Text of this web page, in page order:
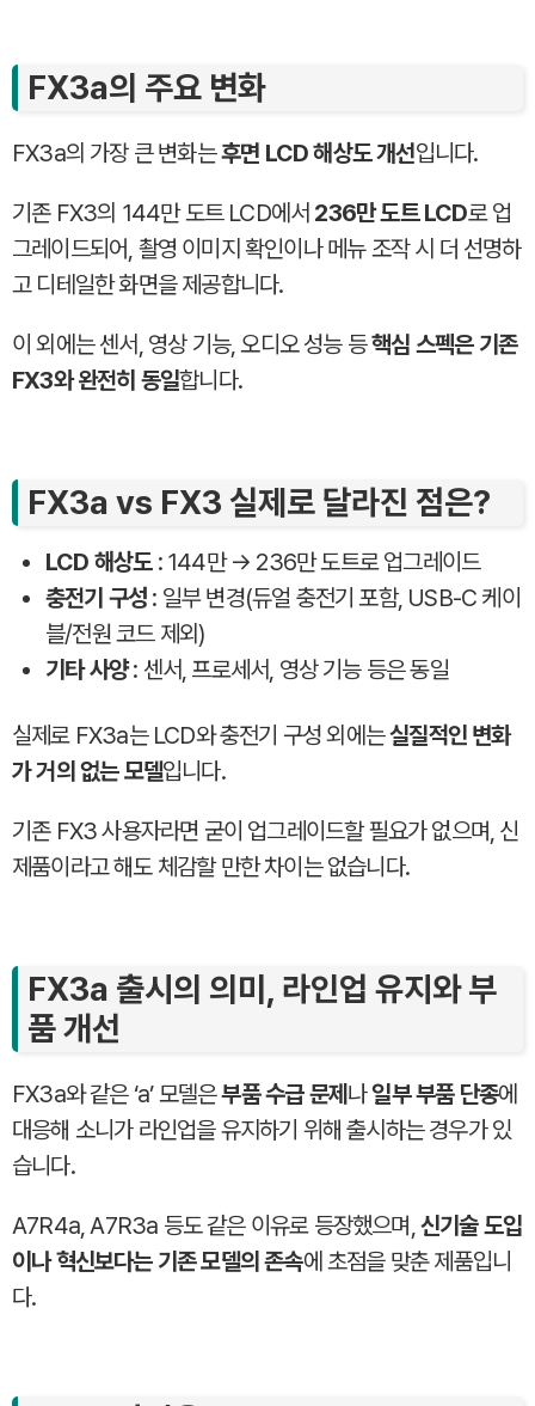
FX3a의 주요 변화
FX3a의 가장 큰 변화는후면 LCD 해상도 개선입니다.
기존 FX3의 144만 도트 LCD에서 236만 도트 LCD로 업
그레이드되어, 촬영 이미지 확인이나 메뉴 조작 시 더 선명하
고 디테일한 화면을 제공합니다.
이 외에는 센서, 영상 기능, 오디오 성능 등핵심 스펙은 기존
FX3와 완전히 동일합니다.
FX3a vs FX3 실제로 달라진 점은?
LCD 해상도: 144만 → 236만 도트로 업그레이드
충전기 구성 : 일부 변경(듀얼 충전기 포함, USB-C 케이
블/전원 코드 제외)
기타 사양: 센서, 프로세서, 영상 기능 등은 동일
실제로 FX3a는 LCD와 충전기 구성 외에는실질적인 변화
가 거의 없는 모델입니다.
기존 FX3 사용자라면 굳이 업그레이드할 필요가 없으며, 신
제품이라고 해도 체감할 만한 차이는 없습니다.
FX3a 출시의 의미, 라인업 유지와 부
품 개선
FX3a와 같은 ‘a’ 모델은부품 수급 문제 나일부 부품 단종에
대응해 소니가 라인업을 유지하기 위해 출시하는 경우가 있
습니다.
A7R4a, A7R3a 등도 같은 이유로 등장했으며,신기술 도입
이나 혁신보다는 기존 모델의 존속에 초점을 맞춘 제품입니
다.